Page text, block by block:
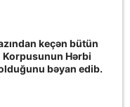
keçən bütün
Korpusunun Hərbi
bəyan edib.